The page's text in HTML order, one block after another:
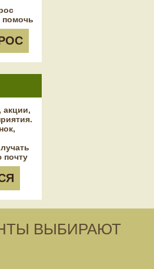
помочь
акции,
почту
ВЫБИРАЮТ